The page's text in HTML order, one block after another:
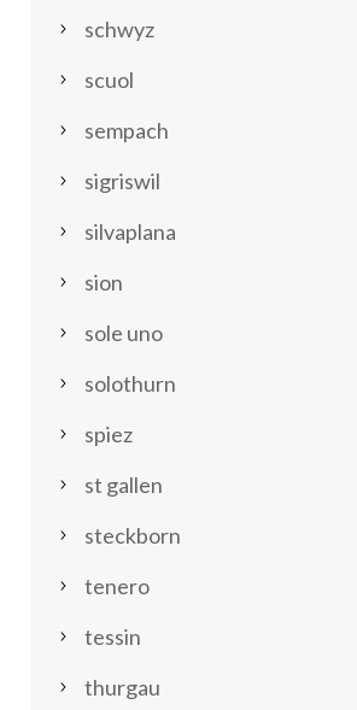
schwyz
scuol
sempach
sigriswil
silvaplana
sion
sole uno
solothurn
spiez
st gallen
steckborn
tenero
tessin
thurgau